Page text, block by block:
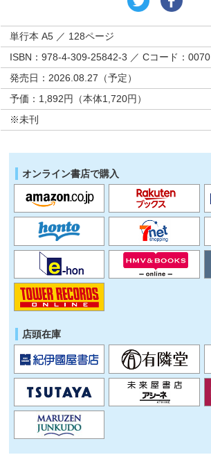
単行本 A5 ／ 128ページ
ISBN：978-4-309-25842-3 ／ Cコード：0070
発売日：2026.08.27（予定）
予価：1,892円（本体1,720円）
※未刊
オンライン書店で購入
店頭在庫